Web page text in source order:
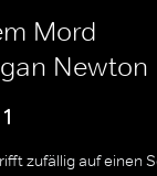
Mord
Newton
zufällig auf einen